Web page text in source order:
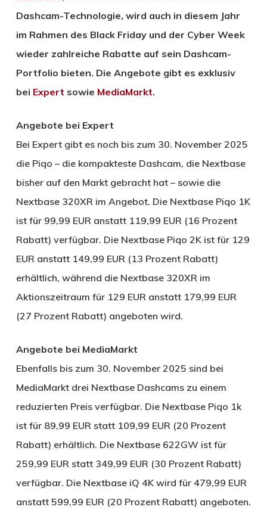
Dashcam-Technologie, wird auch in diesem Jahr
im Rahmen des Black Friday und der Cyber Week
wieder zahlreiche Rabatte auf sein Dashcam-
Portfolio bieten. Die Angebote gibt es exklusiv
bei Expert sowie MediaMarkt.
Angebote bei Expert
Bei Expert gibt es noch bis zum 30. November 2025
die Piqo – die kompakteste Dashcam, die Nextbase
bisher auf den Markt gebracht hat – sowie die
Nextbase 320XR im Angebot. Die Nextbase Piqo 1K
ist für 99,99 EUR anstatt 119,99 EUR (16 Prozent
Rabatt) verfügbar. Die Nextbase Piqo 2K ist für 129
EUR anstatt 149,99 EUR (13 Prozent Rabatt)
erhältlich, während die Nextbase 320XR im
Aktionszeitraum für 129 EUR anstatt 179,99 EUR
(27 Prozent Rabatt) angeboten wird.
Angebote bei MediaMarkt
Ebenfalls bis zum 30. November 2025 sind bei
MediaMarkt drei Nextbase Dashcams zu einem
reduzierten Preis verfügbar. Die Nextbase Piqo 1k
ist für 89,99 EUR statt 109,99 EUR (20 Prozent
Rabatt) erhältlich. Die Nextbase 622GW ist für
259,99 EUR statt 349,99 EUR (30 Prozent Rabatt)
verfügbar. Die Nextbase iQ 4K wird für 479,99 EUR
anstatt 599,99 EUR (20 Prozent Rabatt) angeboten.